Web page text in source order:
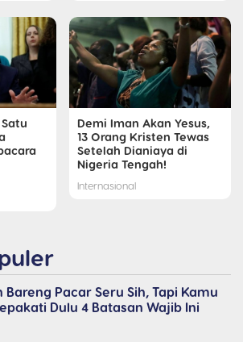
Demi Iman Akan Yesus,
13 Orang Kristen Tewas
Setelah Dianiaya di
Nigeria Tengah!
Internasional
Bareng Pacar Seru Sih, Tapi Kamu
Dulu 4 Batasan Wajib Ini